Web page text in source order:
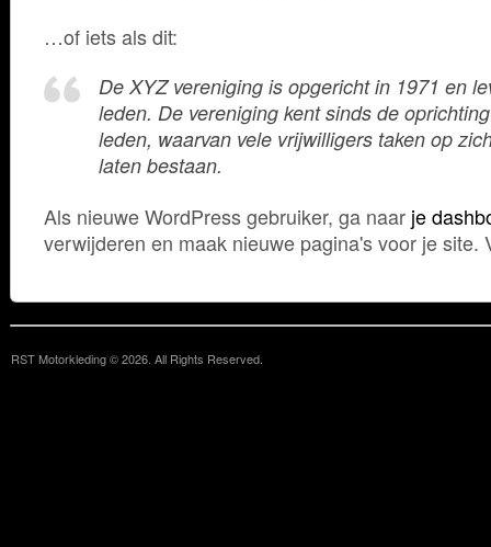
…of iets als dit:
De XYZ vereniging is opgericht in 1971 en
leden. De vereniging kent sinds de
leden, waarvan vele vrijwilligers taken op
laten bestaan.
Als nieuwe WordPress gebruiker, ga naar je
verwijderen en maak nieuwe pagina's voor je site.
RST Motorkleding © 2026. All Rights Reserved.